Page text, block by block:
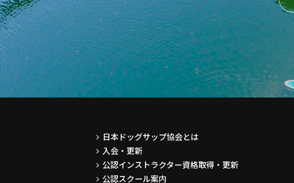
日本ドッグサップ協会とは
入会・更新
公認インストラクター資格取得・更新
公認スクール案内